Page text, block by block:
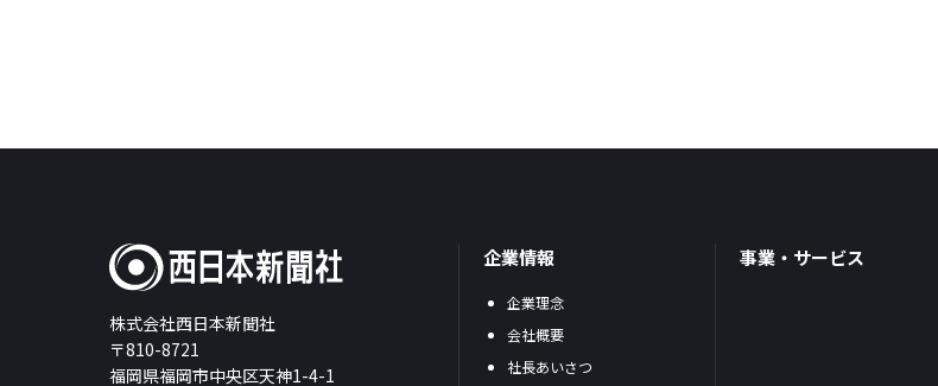
株式会社西日本新聞社
〒810-8721
福岡県福岡市中央区天神1-4-1
企業情報
企業理念
会社概要
社長あいさつ
事業・サービス